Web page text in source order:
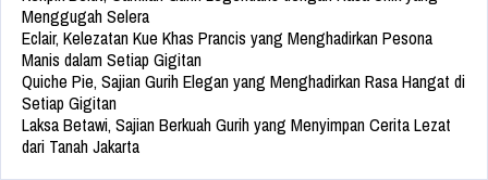
Menggugah Selera
Eclair, Kelezatan Kue Khas Prancis yang Menghadirkan Pesona
Manis dalam Setiap Gigitan
Quiche Pie, Sajian Gurih Elegan yang Menghadirkan Rasa Hangat di
Setiap Gigitan
Laksa Betawi, Sajian Berkuah Gurih yang Menyimpan Cerita Lezat
dari Tanah Jakarta